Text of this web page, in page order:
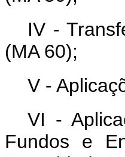
IV -
(MA 60);
V -
VI -
Fundos e